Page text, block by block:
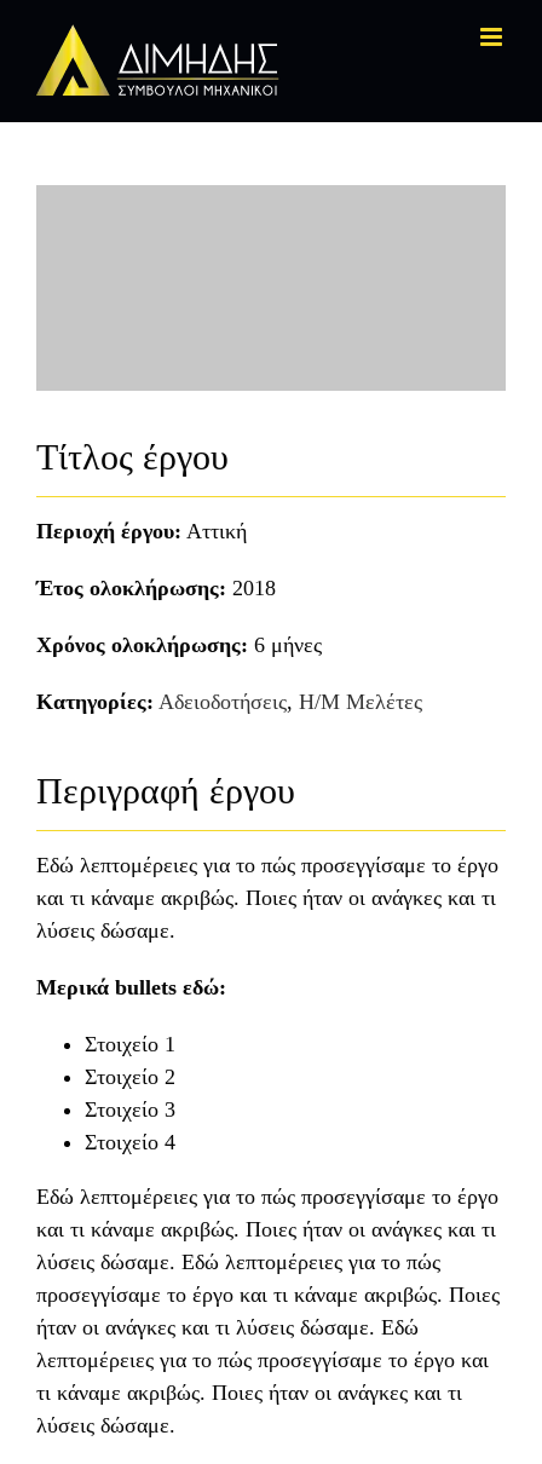
content
Τίτλος έργου
Περιοχή έργου: Αττική
Έτος ολοκλήρωσης: 2018
Χρόνος ολοκλήρωσης: 6 μήνες
Κατηγορίες: Αδειοδοτήσεις, Η/Μ Μελέτες
Περιγραφή έργου
Εδώ λεπτομέρειες για το πώς προσεγγίσαμε το έργο
και τι κάναμε ακριβώς. Ποιες ήταν οι ανάγκες και τι
λύσεις δώσαμε.
Μερικά bullets εδώ:
Στοιχείο 1
Στοιχείο 2
Στοιχείο 3
Στοιχείο 4
Εδώ λεπτομέρειες για το πώς προσεγγίσαμε το έργο
και τι κάναμε ακριβώς. Ποιες ήταν οι ανάγκες και τι
λύσεις δώσαμε. Εδώ λεπτομέρειες για το πώς
προσεγγίσαμε το έργο και τι κάναμε ακριβώς. Ποιες
ήταν οι ανάγκες και τι λύσεις δώσαμε. Εδώ
λεπτομέρειες για το πώς προσεγγίσαμε το έργο και
τι κάναμε ακριβώς. Ποιες ήταν οι ανάγκες και τι
λύσεις δώσαμε.